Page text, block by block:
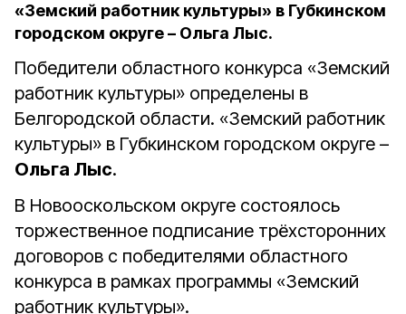
«Земский работник культуры» в Губкинском
городском округе – Ольга Лыс.
Победители областного конкурса «Земский
работник культуры» определены в
Белгородской области. «Земский работник
культуры» в Губкинском городском округе –
Ольга Лыс.
В Новооскольском округе состоялось
торжественное подписание трёхсторонних
договоров с победителями областного
конкурса в рамках программы «Земский
работник культуры».